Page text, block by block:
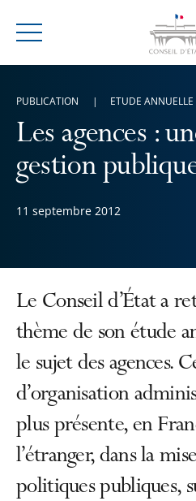
Menu
Les agences :
gestion
11 septembre 2012
PUBLICATION ETUDE ANNUELLE
Le Conseil d’État a
thème de son étude
le sujet des agences.
d’organisation
plus présente, en
l’étranger, dans la
politiques publiques,